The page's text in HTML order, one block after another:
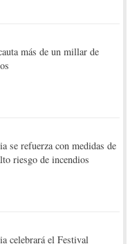
más de un millar de
se refuerza con medidas de
riesgo de incendios
celebrará el Festival